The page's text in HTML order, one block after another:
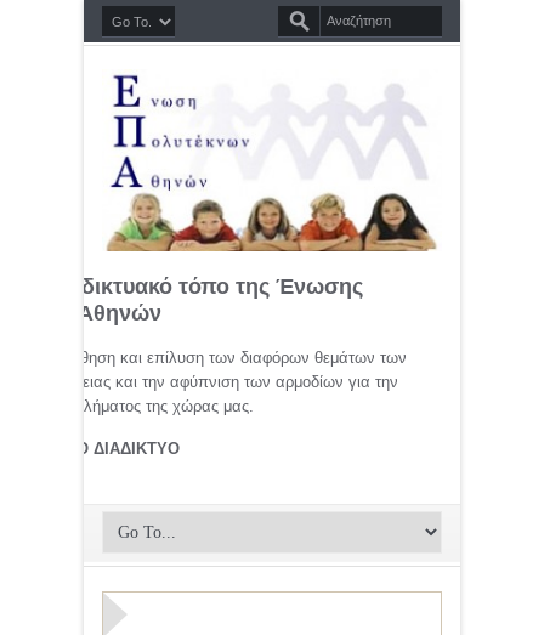
διαδικτυακό τόπο της Ένωσης
Αθηνών
προώθηση και επίλυση των διαφόρων θεμάτων των
οικογένειας και την αφύπνιση των αρμοδίων για την
προβλήματος της χώρας μας.
ΣΤΟ ΔΙΑΔΙΚΤΥΟ